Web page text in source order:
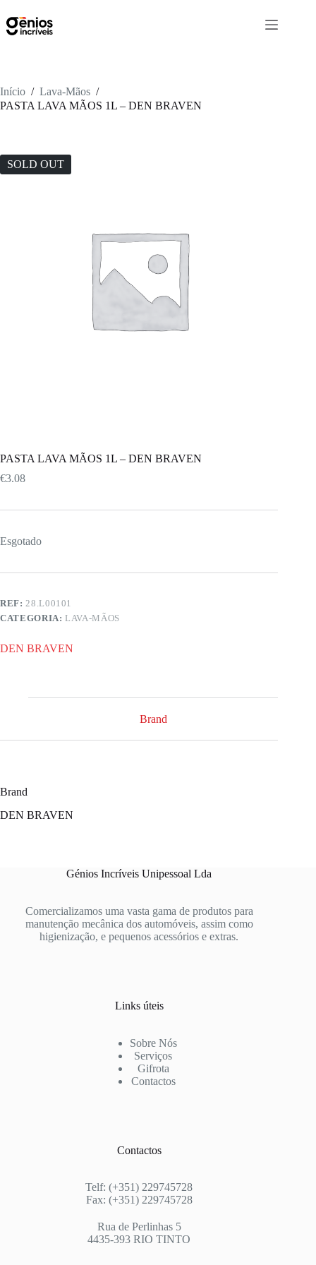
Início / Lava-Mãos /
PASTA LAVA MÃOS 1L – DEN BRAVEN
SOLD OUT
PASTA LAVA MÃOS 1L – DEN BRAVEN
€3.08
Esgotado
REF: 28.L00101
CATEGORIA:LAVA-MÃOS
DEN BRAVEN
Brand
Brand
DEN BRAVEN
Génios Incríveis Unipessoal Lda
Comercializamos uma vasta gama de produtos para
manutenção mecânica dos automóveis, assim como
higienização, e pequenos acessórios e extras.
Links úteis
Sobre Nós
Serviços
Gifrota
Contactos
Contactos
Telf: (+351) 229745728
Fax: (+351) 229745728
Rua de Perlinhas 5
4435-393 RIO TINTO